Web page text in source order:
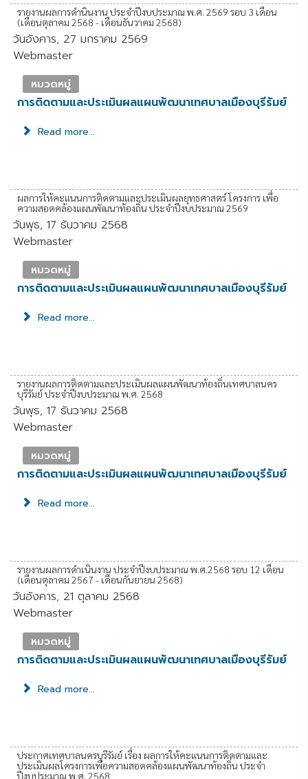
รายงานผลการดำนินงาน ประจำปีงบประมาณ พ.ศ. 2569 รอบ 3 เดือน
(เดือนตุลาคม 2568 - เดือนธันวาคม 2568)
วันอังคาร, 27 มกราคม 2569
Webmaster
หมวดหมู่
การติดตามและประเมินผลแผนพัฒนาเทศบาลเมืองบุรีรัมย์
Read more...
ผลการให้คะแนนการติดตามและประเมินผลยุทธศาสตร์ โครงการ เพื่อ
ความสอดคล้องแผนพัฒนาท้องถิ่น ประจำปีงบประมาณ 2569
วันพุธ, 17 ธันวาคม 2568
Webmaster
หมวดหมู่
การติดตามและประเมินผลแผนพัฒนาเทศบาลเมืองบุรีรัมย์
Read more...
รายงานผลการติดตามและประเมินผลแผนพัฒนาท้องถิ่นเทศบาลนคร
บุรีรัมย์ ประจำปีงบประมาณ พ.ศ. 2568
วันพุธ, 17 ธันวาคม 2568
Webmaster
หมวดหมู่
การติดตามและประเมินผลแผนพัฒนาเทศบาลเมืองบุรีรัมย์
Read more...
รายงานผลการดำเนินงาน ประจำปีงบประมาณ พ.ศ.2568 รอบ 12 เดือน
(เดือนตุลาคม 2567 - เดือนกันยายน 2568)
วันอังคาร, 21 ตุลาคม 2568
Webmaster
หมวดหมู่
การติดตามและประเมินผลแผนพัฒนาเทศบาลเมืองบุรีรัมย์
Read more...
ประกาศเทศบาลนครบุรีรัมย์ เรื่อง ผลการให้คะแนนการติดตามและ
ประเมินผลโครงการเพื่อความสอดคล้องแผนพัฒนาท้องถิ่น ประจำ
ปีงบประมาณ พ.ศ. 2568